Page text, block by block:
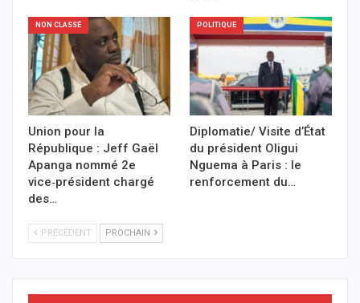
NON CLASSÉ
Union pour la
République : Jeff Gaël
Apanga nommé 2e
vice‑président chargé
des…
POLITIQUE
Diplomatie/ Visite d’État
du président Oligui
Nguema à Paris : le
renforcement du…
PRÉCÉDENT PROCHAIN